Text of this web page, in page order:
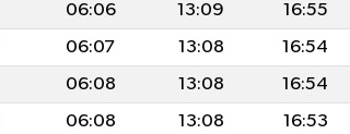
06:06 13:09 16:55
06:07 13:08 16:54
06:08 13:08 16:54
06:08 13:08 16:53